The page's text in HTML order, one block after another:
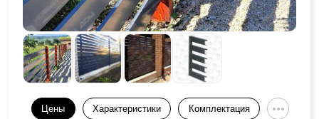
Цены Характеристики Комплектация